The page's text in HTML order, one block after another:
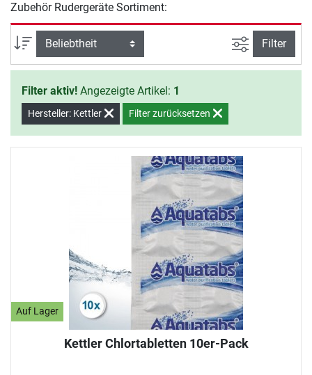
Zubehör Rudergeräte Sortiment:
Sortierung Ansicht
Filter
Filter aktiv! Angezeigte Artikel: 1
Hersteller: Kettler Filter zurücksetzen
Auf Lager
Kettler Chlortabletten 10er-Pack